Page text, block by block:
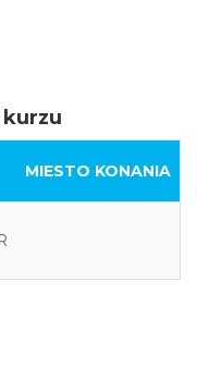
MIESTO KONANIA